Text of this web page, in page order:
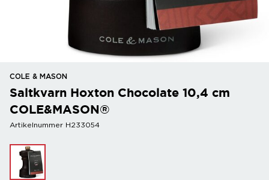
COLE & MASON
Saltkvarn Hoxton Chocolate 10,4 cm
COLE&MASON®
Artikelnummer H233054